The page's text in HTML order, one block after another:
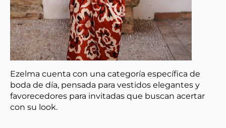
Ezelma cuenta con una categoría específica de
boda de día, pensada para vestidos elegantes y
favorecedores para invitadas que buscan acertar
con su look.